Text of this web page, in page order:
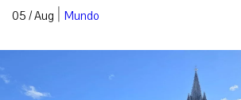
05 / Aug | Mundo